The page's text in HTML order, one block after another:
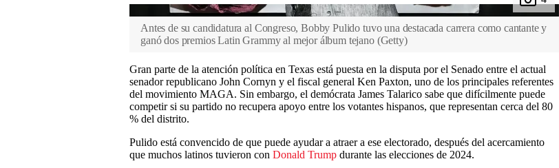
Antes de su candidatura al Congreso, Bobby Pulido tuvo una destacada carrera como cantante y
ganó dos premios Latin Grammy al mejor álbum tejano (Getty)
Gran parte de la atención política en Texas está puesta en la disputa por el Senado entre el actual
senador republicano John Cornyn y el fiscal general Ken Paxton, uno de los principales referentes
del movimiento MAGA. Sin embargo, el demócrata James Talarico sabe que difícilmente puede
competir si su partido no recupera apoyo entre los votantes hispanos, que representan cerca del 80
% del distrito.
Pulido está convencido de que puede ayudar a atraer a ese electorado, después del acercamiento
que muchos latinos tuvieron con Donald Trump durante las elecciones de 2024.